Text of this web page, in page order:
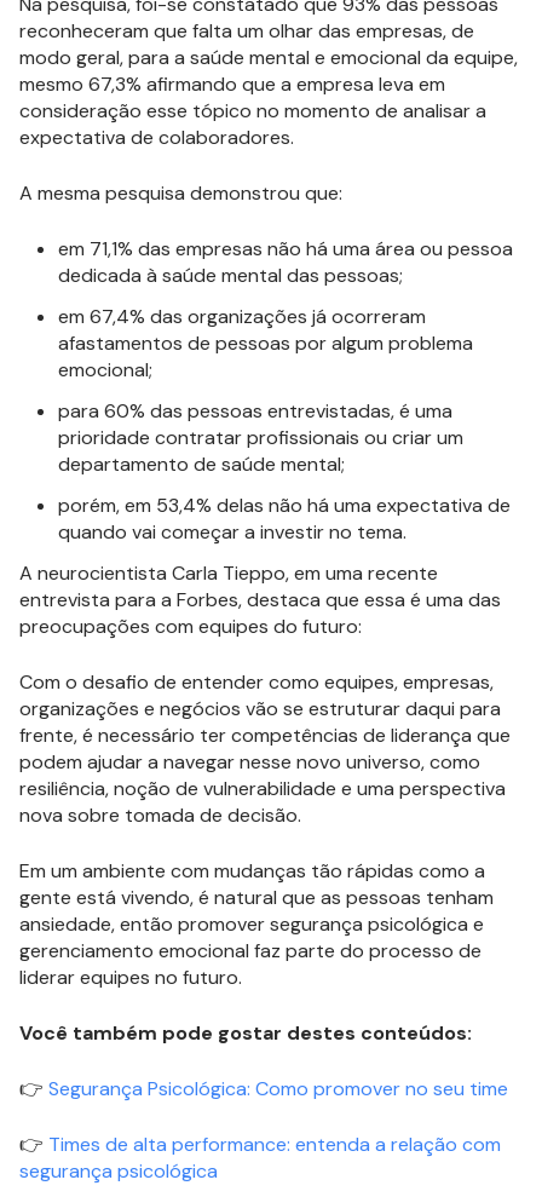
reconheceram que falta um olhar das empresas, de
modo geral, para a saúde mental e emocional da equipe,
mesmo 67,3% afirmando que a empresa leva em
consideração esse tópico no momento de analisar a
expectativa de colaboradores.
A mesma pesquisa demonstrou que:
em 71,1% das empresas não há uma área ou pessoa
dedicada à saúde mental das pessoas;
em 67,4% das organizações já ocorreram
afastamentos de pessoas por algum problema
emocional;
para 60% das pessoas entrevistadas, é uma
prioridade contratar profissionais ou criar um
departamento de saúde mental;
porém, em 53,4% delas não há uma expectativa de
quando vai começar a investir no tema.
A neurocientista Carla Tieppo, em uma recente
entrevista para a Forbes, destaca que essa é uma das
preocupações com equipes do futuro:
Com o desafio de entender como equipes, empresas,
organizações e negócios vão se estruturar daqui para
frente, é necessário ter competências de liderança que
podem ajudar a navegar nesse novo universo, como
resiliência, noção de vulnerabilidade e uma perspectiva
nova sobre tomada de decisão.
Em um ambiente com mudanças tão rápidas como a
gente está vivendo, é natural que as pessoas tenham
ansiedade, então promover segurança psicológica e
gerenciamento emocional faz parte do processo de
liderar equipes no futuro.
Você também pode gostar destes conteúdos:
👉 Segurança Psicológica: Como promover no seu time
👉 Times de alta performance: entenda a relação com
segurança psicológica